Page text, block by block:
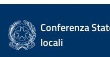
Conferenza
locali